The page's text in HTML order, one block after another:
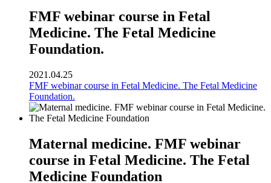
FMF webinar course in Fetal
Medicine. The Fetal Medicine
Foundation.
2021.04.25
FMF webinar course in Fetal Medicine. The Fetal Medicine
Foundation.
Maternal medicine. FMF webinar
course in Fetal Medicine. The Fetal
Medicine Foundation